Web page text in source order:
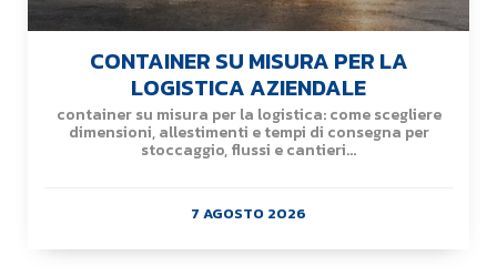
CONTAINER SU MISURA PER LA
LOGISTICA AZIENDALE
container su misura per la logistica: come scegliere
dimensioni, allestimenti e tempi di consegna per
stoccaggio, flussi e cantieri...
7 AGOSTO 2026